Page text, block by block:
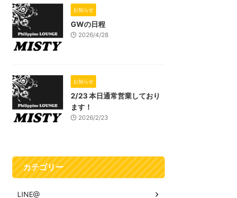
お知らせ
GWの日程
2026/4/28
お知らせ
2/23 本日通常営業しており
ます！
2026/2/23
カテゴリー
LINE@